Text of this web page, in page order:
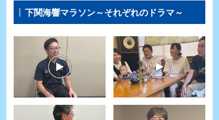
下関海響マラソン～それぞれのドラマ～